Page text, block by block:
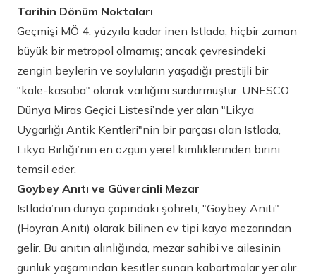
Tarihin Dönüm Noktaları
Geçmişi MÖ 4. yüzyıla kadar inen Istlada, hiçbir zaman
büyük bir metropol olmamış; ancak çevresindeki
zengin beylerin ve soyluların yaşadığı prestijli bir
"kale-kasaba" olarak varlığını sürdürmüştür. UNESCO
Dünya Miras Geçici Listesi’nde yer alan "Likya
Uygarlığı Antik Kentleri"nin bir parçası olan Istlada,
Likya Birliği’nin en özgün yerel kimliklerinden birini
temsil eder.
Goybey Anıtı ve Güvercinli Mezar
Istlada’nın dünya çapındaki şöhreti, "Goybey Anıtı"
(Hoyran Anıtı) olarak bilinen ev tipi kaya mezarından
gelir. Bu anıtın alınlığında, mezar sahibi ve ailesinin
günlük yaşamından kesitler sunan kabartmalar yer alır.